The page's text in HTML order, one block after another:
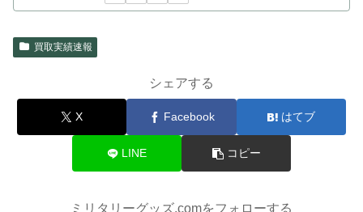
買取実績速報
シェアする
X Facebook はてブ
LINE コピー
ミリタリーグッズ.comをフォローする